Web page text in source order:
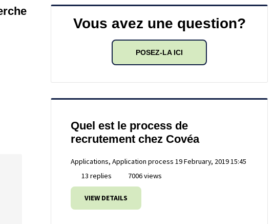
Vous avez une question?
POSEZ-LA ICI
Quel est le process de
recrutement chez Covéa
Applications, Application process 19 February, 2019 15:45
13 replies
7006 views
VIEW DETAILS